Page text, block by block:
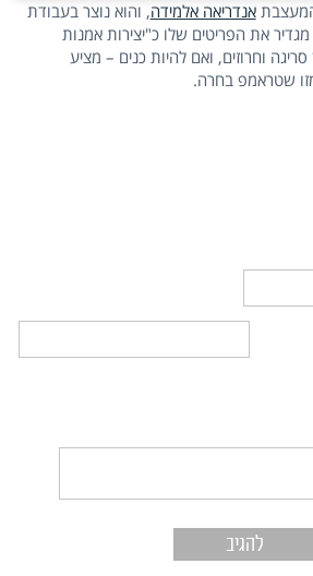
אנדריאה אלמידה, והוא נוצר בעבודת
מגדיר את הפריטים שלו כ"יצירות אמנות
וחרוזים, ואם להיות כנים – מציע
שטראמפ בחרה.